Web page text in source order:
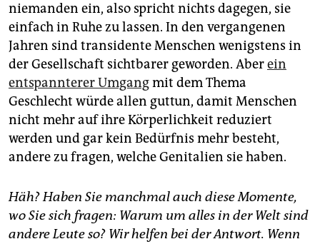
niemanden ein, also spricht nichts dagegen, sie
einfach in Ruhe zu lassen. In den vergangenen
Jahren sind transidente Menschen wenigstens in
der Gesellschaft sichtbarer geworden. Aberein
entspannterer Umgangmit dem Thema
Geschlecht würde allen guttun, damit Menschen
nicht mehr auf ihre Körperlichkeit reduziert
werden und gar kein Bedürfnis mehr besteht,
andere zu fragen, welche Genitalien sie haben.
Häh? Haben Sie manchmal auch diese Momente,
wo Sie sich fragen: Warum um alles in der Welt sind
andere Leute so? Wir helfen bei der Antwort. Wenn